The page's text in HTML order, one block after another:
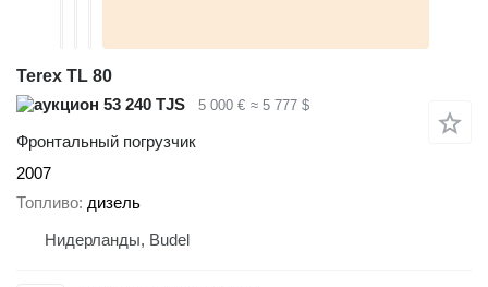
Terex TL 80
53 240 TJS
5 000 € ≈ 5 777 $
Фронтальный погрузчик
2007
Топливо дизель
Нидерланды, Budel